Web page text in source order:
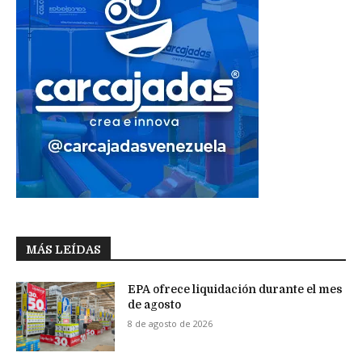
MÁS LEÍDAS
EPA ofrece liquidación durante el mes
de agosto
8 de agosto de 2026